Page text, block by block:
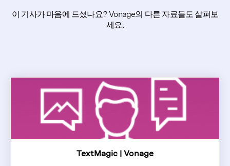
이 기사가 마음에 드셨나요? Vonage의 다른 자료들도 살펴보
세요.
TextMagic | Vonage